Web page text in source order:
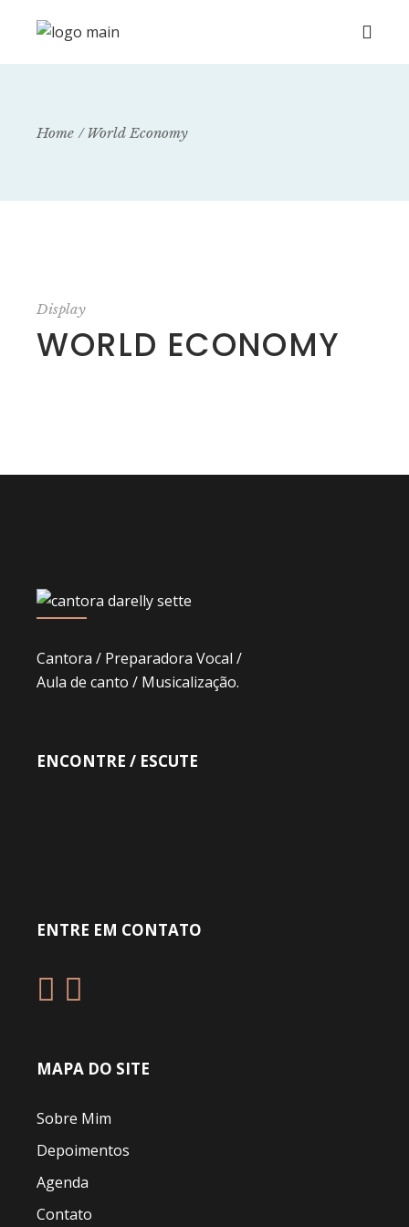
Home World Economy
Display
WORLD ECONOMY
Cantora / Preparadora Vocal /
Aula de canto / Musicalização.
ENCONTRE / ESCUTE
ENTRE EM CONTATO
MAPA DO SITE
Sobre Mim
Depoimentos
Agenda
Contato